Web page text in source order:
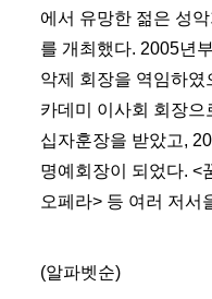
에서 유망한 젊은 성
를 개최했다. 2005년
악제 회장을 역임하
카데미 이사회 회장으
십자훈장을 받았고,
명예회장이 되었다. <
오페라> 등 여러 저서
(알파벳순)